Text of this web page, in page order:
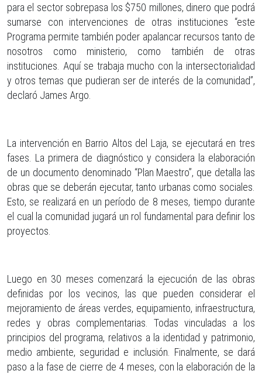
para el sector sobrepasa los $750 millones, dinero que podrá
sumarse con intervenciones de otras instituciones “este
Programa permite también poder apalancar recursos tanto de
nosotros como ministerio, como también de otras
instituciones. Aquí se trabaja mucho con la intersectorialidad
y otros temas que pudieran ser de interés de la comunidad”,
declaró James Argo.
La intervención en Barrio Altos del Laja, se ejecutará en tres
fases. La primera de diagnóstico y considera la elaboración
de un documento denominado “Plan Maestro”, que detalla las
obras que se deberán ejecutar, tanto urbanas como sociales.
Esto, se realizará en un período de 8 meses, tiempo durante
el cual la comunidad jugará un rol fundamental para definir los
proyectos.
Luego en 30 meses comenzará la ejecución de las obras
definidas por los vecinos, las que pueden considerar el
mejoramiento de áreas verdes, equipamiento, infraestructura,
redes y obras complementarias. Todas vinculadas a los
principios del programa, relativos a la identidad y patrimonio,
medio ambiente, seguridad e inclusión. Finalmente, se dará
paso a la fase de cierre de 4 meses, con la elaboración de la